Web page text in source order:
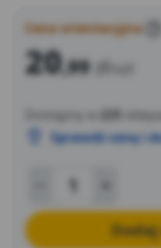
Cena orientacyjna
20,99 zł
Dostępny w
Sprawdź cenę i